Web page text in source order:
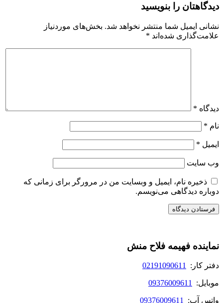
دیدگاهتان را بنویسید
نشانی ایمیل شما منتشر نخواهد شد. بخش‌های موردنیاز
علامت‌گذاری شده‌اند *
دیدگاه *
نام *
ایمیل *
وب‌ سایت
ذخیره نام، ایمیل و وبسایت من در مرورگر برای زمانی که
دوباره دیدگاهی می‌نویسم.
نماینده فهیمه فلاح منش
دفتر کار: 02191090611
موبایل: 09376009611
واتس آپ: 09376009611